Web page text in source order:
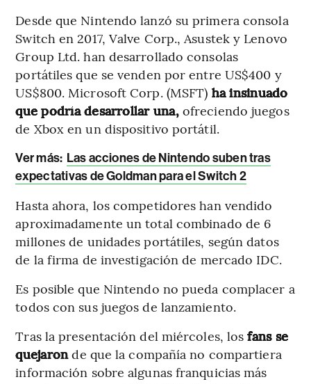
Desde que Nintendo lanzó su primera consola
Switch en 2017, Valve Corp., Asustek y Lenovo
Group Ltd. han desarrollado consolas
portátiles que se venden por entre US$400 y
US$800. Microsoft Corp. (MSFT) ha insinuado
que podría desarrollar una,ofreciendo juegos
de Xbox en un dispositivo portátil.
Ver más: Las acciones de Nintendo suben tras
expectativas de Goldman para el Switch 2
Hasta ahora, los competidores han vendido
aproximadamente un total combinado de 6
millones de unidades portátiles, según datos
de la firma de investigación de mercado IDC.
Es posible que Nintendo no pueda complacer a
todos con sus juegos de lanzamiento.
Tras la presentación del miércoles, losfans se
quejaronde que la compañía no compartiera
información sobre algunas franquicias más